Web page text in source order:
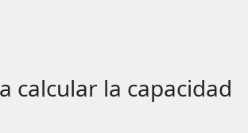
calcular la capacidad